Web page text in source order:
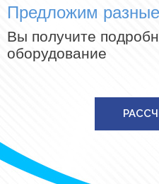
Предложим
Вы получите
оборудование